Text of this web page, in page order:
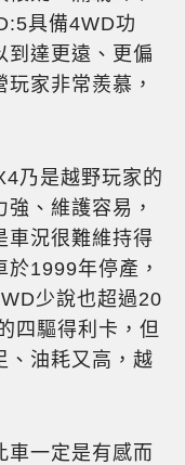
具備4WD功
到達更遠、更偏
家非常羨慕，
乃是越野玩家的
、維護容易，
車況很難維持得
1999年停產，
少說也超過20
四驅得利卡，但
、油耗又高，越
車一定是有感而